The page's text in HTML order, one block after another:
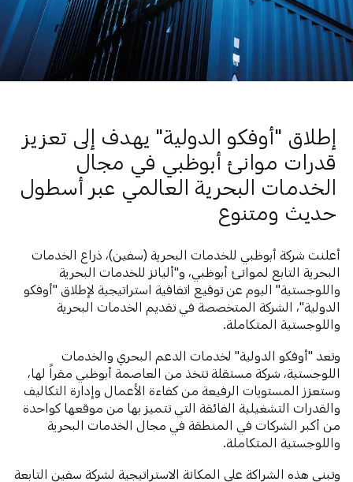
إطلاق "أوفكو الدولية" يهدف إلى تعزيز
قدرات موانئ أبوظبي في مجال
الخدمات البحرية العالمي
عبر أسطول
حديث ومتنوع
أعلنت شركة أبوظبي للخدمات البحرية (سفين)، ذراع الخدمات
البحرية التابع لموانئ أبوظبي، و"أليانز للخدمات البحرية
واللوجستية" اليوم عن توقيع اتفاقية استراتيجية لإطلاق "أوفكو
الدولية"، الشركة المتخصصة في تقديم الخدمات البحرية
واللوجستية المتكاملة.
وتعد "أوفكو الدولية" لخدمات الدعم البحري والخدمات
اللوجستية، شركة مستقلة تتخذ من العاصمة أبوظبي مقراً لها،
وستعزز المستويات الرفيعة من كفاءة الأعمال وإدارة التكاليف
والقدرات التشغيلية الفائقة التي تتميز بها من موقعها كواحدة
من أكبر الشركات في المنطقة في مجال الخدمات البحرية
واللوجستية المتكاملة.
وتبني هذه الشراكة على المكانة الاستراتيجية لشركة سفين التابعة